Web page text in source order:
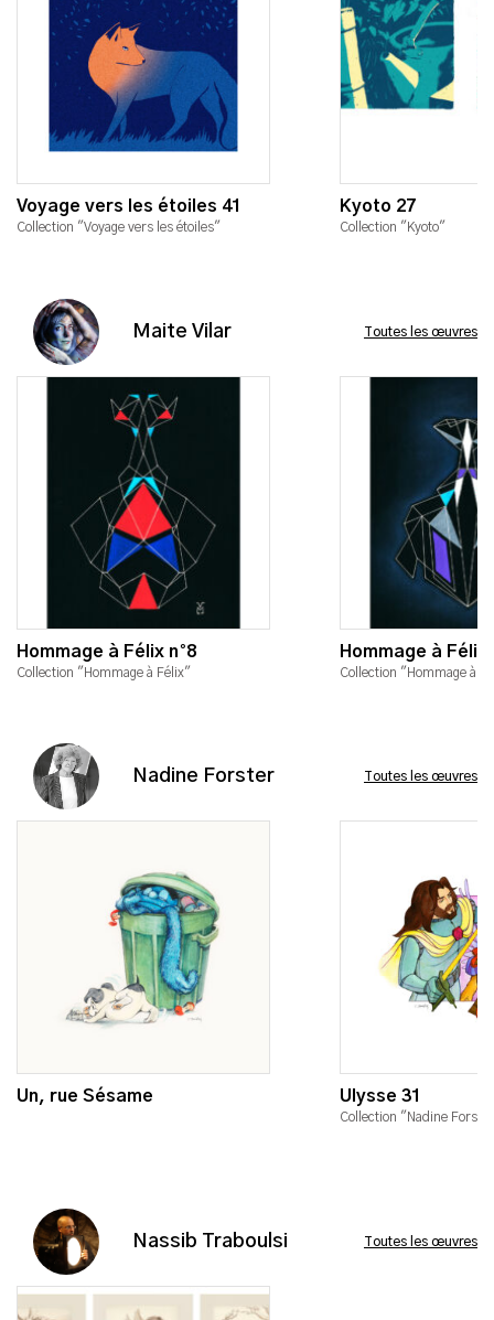
Voyage vers les étoiles 41
Collection "Voyage vers les étoiles"
Kyoto 27
Collection "Kyoto"
Maite Vilar Toutes les œuvres
Hommage à Félix n°8
Collection "Hommage à Félix"
Hommage à Félix
Collection "Hommage à
Nadine Forster Toutes les œuvres
Un, rue Sésame Ulysse 31
Collection "Nadine
Nassib Traboulsi Toutes les œuvres